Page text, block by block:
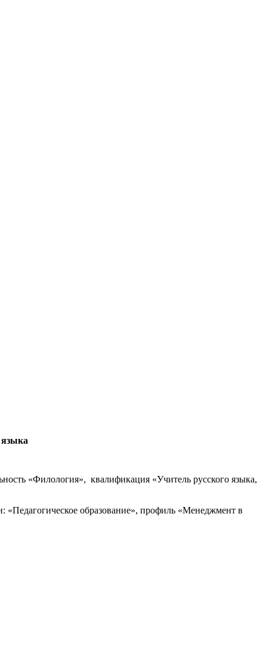
«Филология», квалификация «Учитель русского языка,
образование», профиль «Менеджмент в